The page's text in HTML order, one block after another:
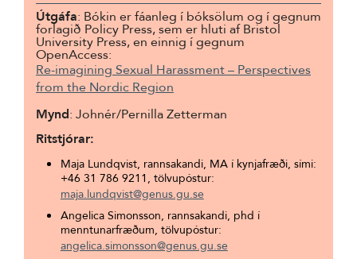
Útgáfa: Bókin er fáanleg í bóksölum og í gegnum
forlagið Policy Press, sem er hluti af Bristol
University Press, en einnig í gegnum
OpenAccess:
Re-imagining Sexual Harassment – Perspectives
from the Nordic Region
Mynd: Johnér/Pernilla Zetterman
Ritstjórar:
Maja Lundqvist, rannsakandi, MA í kynjafræði, sími:
+46 31 786 9211, tölvupóstur:
maja.lundqvist@genus.gu.se
Angelica Simonsson, rannsakandi, phd í
menntunarfræðum, tölvupóstur:
angelica.simonsson@genus.gu.se